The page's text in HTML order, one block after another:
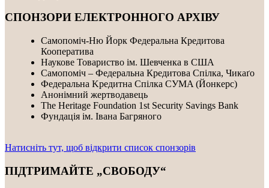
СПОНЗОРИ ЕЛЕКТРОННОГО АРХІВУ
Самопоміч-Ню Йорк Федеральна Кредитова
Кооператива
Наукове Товариство ім. Шевченка в США
Самопоміч – Федеральна Кредитова Спілка, Чикаґо
Федеральнa Kредитнa Спілка CУMA (Йонкерс)
Анонімний жертводавець
The Heritage Foundation 1st Security Savings Bank
Фундація ім. Івана Багряного
Натисніть тут, щоб відкрити список спонзорів
ПІДТРИМАЙТЕ „СВОБОДУ“